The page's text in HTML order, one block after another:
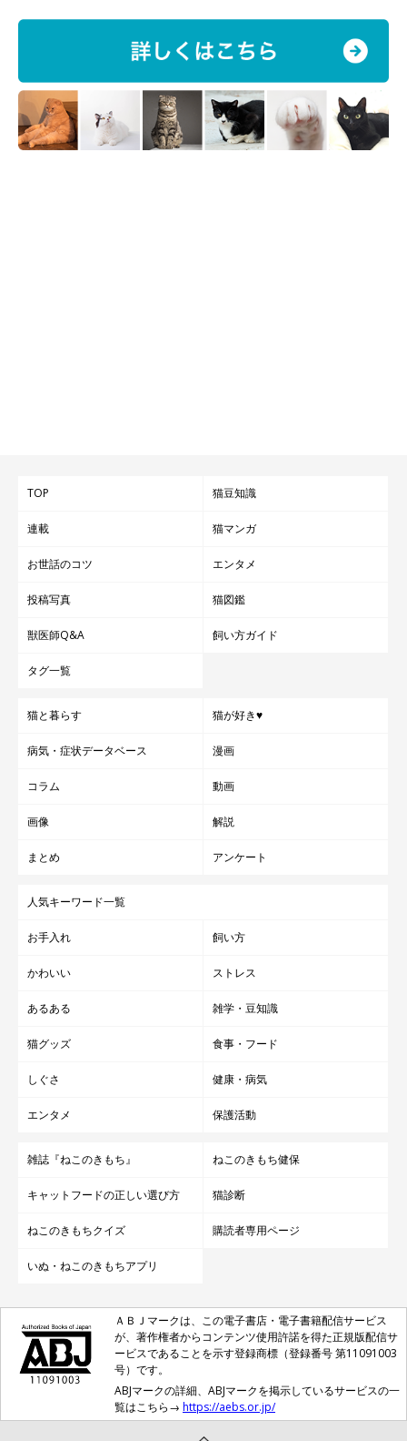
TOP 猫豆知識
連載 猫マンガ
お世話のコツ エンタメ
投稿写真 猫図鑑
獣医師Q&A 飼い方ガイド
タグ一覧
猫と暮らす 猫が好き♥
病気・症状データベース 漫画
コラム 動画
画像 解説
まとめ アンケート
人気キーワード一覧
お手入れ 飼い方
かわいい ストレス
あるある 雑学・豆知識
猫グッズ 食事・フード
しぐさ 健康・病気
エンタメ 保護活動
雑誌『ねこのきもち』 ねこのきもち健保
キャットフードの正しい選び方 猫診断
ねこのきもちクイズ 購読者専用ページ
いぬ・ねこのきもちアプリ
ＡＢＪマークは、この電子書店・電子書籍配信サービス
が、著作権者からコンテンツ使用許諾を得た正規版配信サ
ービスであることを示す登録商標（登録番号 第11091003
号）です。
ABJマークの詳細、ABJマークを掲示しているサービスの一
覧はこちら→ https://aebs.or.jp/